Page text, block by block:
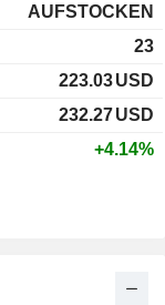
AUFSTOCKEN
23
223.03USD
232.27USD
+4.14%